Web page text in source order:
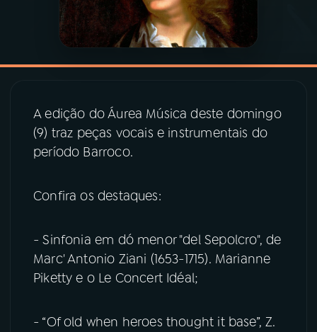
PODCASTS
07ÚLTIMAS
YouTube Facebook
A edição do Áurea Música deste domingo
(9) traz peças vocais e instrumentais do
período Barroco.
Confira os destaques:
- Sinfonia em dó menor "del Sepolcro", de
Marc' Antonio Ziani (1653-1715). Marianne
Piketty e o Le Concert Idéal;
- “Of old when heroes thought it base”, Z.